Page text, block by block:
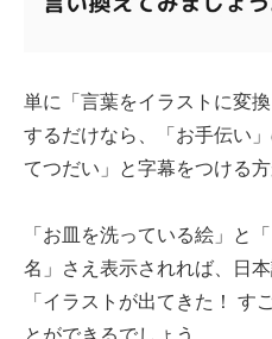
単に「言葉をイラストに変
するだけなら、「お手伝い
てつだい」と字幕をつける
「お皿を洗っている絵」と
名」さえ表示されれば、日
「イラストが出てきた！ す
とができるでしょう。